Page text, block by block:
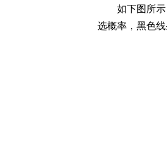
如下图所示，
选概率，黑色线